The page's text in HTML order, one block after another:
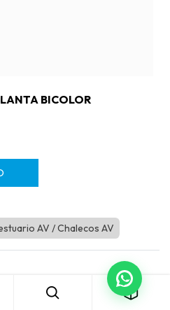
BICOLOR
AV / Chalecos AV